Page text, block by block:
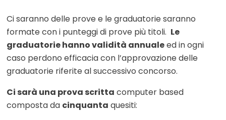
Ci saranno delle prove e le graduatorie saranno
formate con i punteggi di prove più titoli. Le
graduatorie hanno validità annualeed in ogni
caso perdono efficacia con l’approvazione delle
graduatorie riferite al successivo concorso.
Ci sarà una prova scritta computer based
composta da cinquanta quesiti: